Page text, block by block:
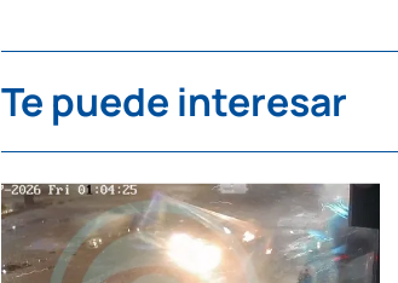
Te puede interesar